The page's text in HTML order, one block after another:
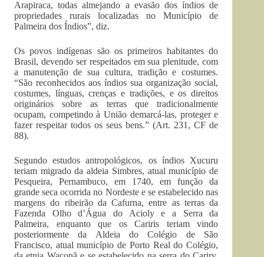
Arapiraca, todas almejando a evasão dos índios de
propriedades rurais localizadas no Município de
Palmeira dos Índios”, diz.
Os povos indígenas são os primeiros habitantes do
Brasil, devendo ser respeitados em sua plenitude, com
a manutenção de sua cultura, tradição e costumes.
“São reconhecidos aos índios sua organização social,
costumes, línguas, crenças e tradições, e os direitos
originários sobre as terras que tradicionalmente
ocupam, competindo à União demarcá-las, proteger e
fazer respeitar todos os seus bens.” (Art. 231, CF de
88).
Segundo estudos antropológicos, os índios Xucuru
teriam migrado da aldeia Simbres, atual município de
Pesqueira, Pernambuco, em 1740, em função da
grande seca ocorrida no Nordeste e se estabelecido nas
margens do ribeirão da Cafurna, entre as terras da
Fazenda Olho d’Água do Acioly e a Serra da
Palmeira, enquanto que os Cariris teriam vindo
posteriormente da Aldeia do Colégio de São
Francisco, atual município de Porto Real do Colégio,